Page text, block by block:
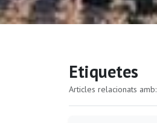
Etiquetes
Articles relacionats amb: